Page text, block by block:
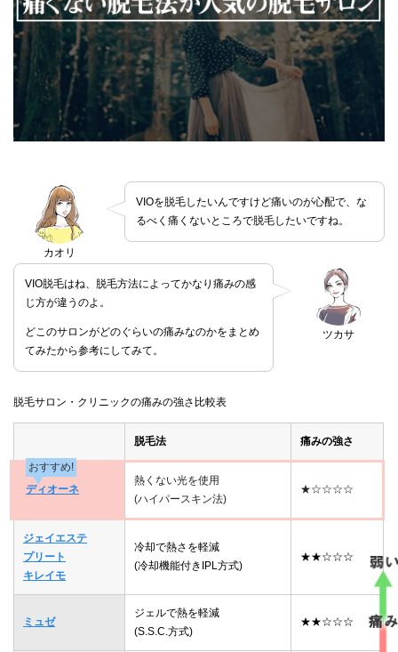
カオリ
VIOを脱毛したいんですけど痛いのが心配で、な
るべく痛くないところで脱毛したいですね。
ツカサ
VIO脱毛はね、脱毛方法によってかなり痛みの感
じ方が違うのよ。
どこのサロンがどのぐらいの痛みなのかをまとめ
てみたから参考にしてみて。
脱毛サロン・クリニックの痛みの強さ比較表
脱毛法 痛みの強さ
おすすめ!
ディオーネ
熱くない光を使用
(ハイパースキン法)
★☆☆☆☆
ジェイエステ
プリート
キレイモ
冷却で熱さを軽減
(冷却機能付きIPL方式)
★★☆☆☆
ミュゼ
ジェルで熱を軽減
(S.S.C.方式)
★★☆☆☆